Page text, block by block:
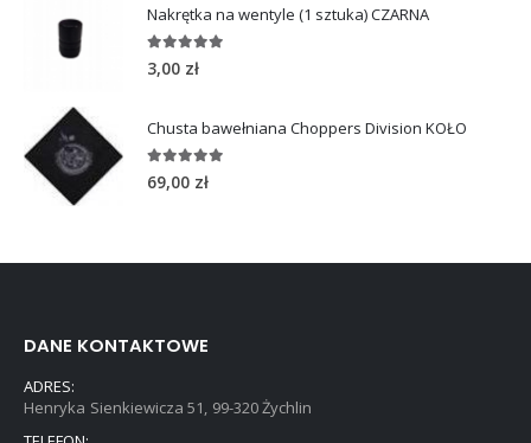
Nakrętka na wentyle (1 sztuka) CZARNA
5.00 out of 5
3,00 zł
Chusta bawełniana Choppers Division KOŁO
5.00out of 5
69,00 zł
DANE KONTAKTOWE
ADRES:
Henryka Sienkiewicza 51, 99-320 Żychlin